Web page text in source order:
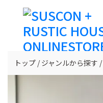
トップ ジャンルから探す